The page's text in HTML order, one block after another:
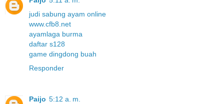
judi sabung ayam online
www.cfb8.net
ayamlaga burma
daftar s128
game dingdong buah
Responder
Paijo 5:12 a. m.